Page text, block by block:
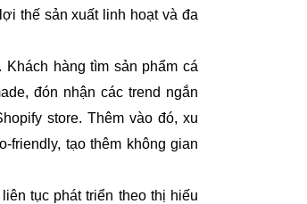
thế sản xuất linh hoạt và đa
hàng tìm sản phẩm cá
đón nhận các trend ngắn
store. Thêm vào đó, xu
friendly, tạo thêm không gian
tục phát triển theo thị hiếu